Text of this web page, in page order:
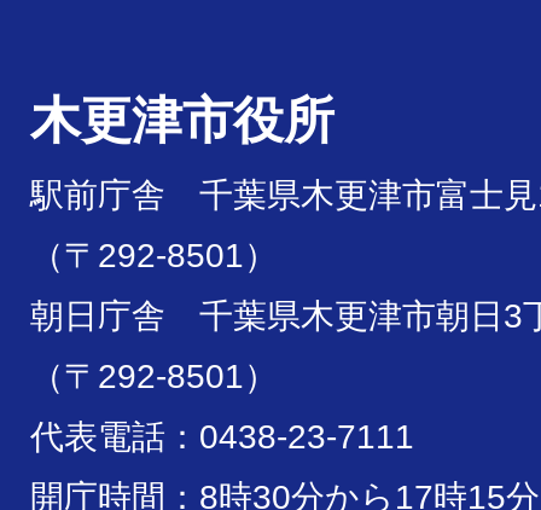
木更津市役所
駅前庁舎 千葉県木更津市富士
（〒292-8501）
朝日庁舎 千葉県木更津市朝日3
（〒292-8501）
代表電話：0438-23-7111
開庁時間：8時30分から17時15